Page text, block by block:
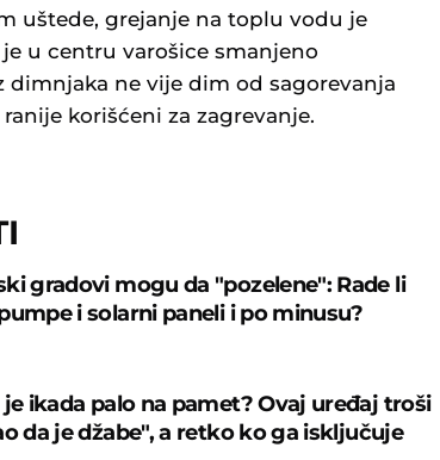
uštede, grejanje na toplu vodu je
u centru varošice smanjeno
dimnjaka ne vije dim od sagorevanja
korišćeni za zagrevanje.
gradovi mogu da "pozelene": Rade li
i solarni paneli i po minusu?
je ikada palo na pamet? Ovaj uređaj troši
da je džabe", a retko ko ga isključuje